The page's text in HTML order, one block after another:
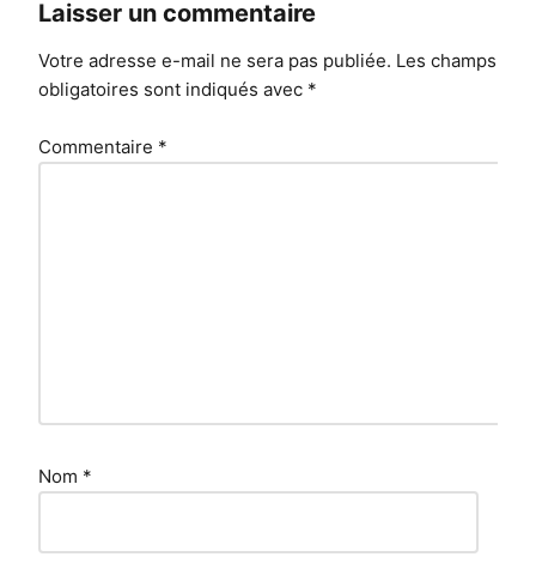
Laisser un commentaire
Votre adresse e-mail ne sera pas publiée. Les champs
obligatoires sont indiqués avec *
Commentaire *
Nom *